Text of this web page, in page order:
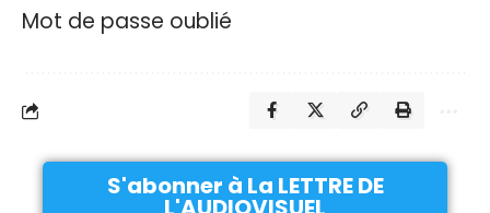
Mot de passe oublié
S'abonner à La LETTRE DE